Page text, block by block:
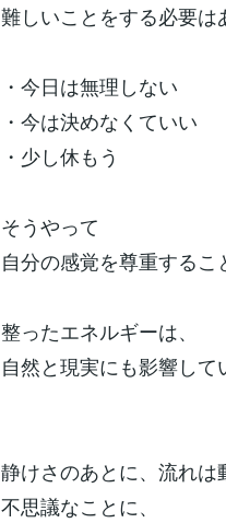
難しいことをする必要は
・今日は無理しない
・今は決めなくていい
・少し休もう
そうやって
自分の感覚を尊重するこ
整ったエネルギーは、
自然と現実にも影響して
静けさのあとに、流れは
不思議なことに、